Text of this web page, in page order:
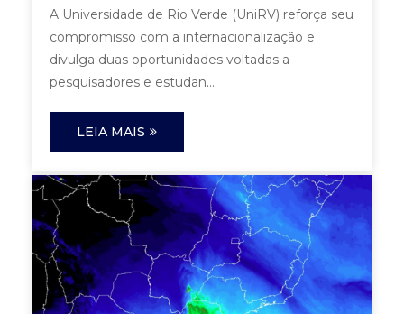
A Universidade de Rio Verde (UniRV) reforça seu
compromisso com a internacionalização e
divulga duas oportunidades voltadas a
pesquisadores e estudan...
LEIA MAIS